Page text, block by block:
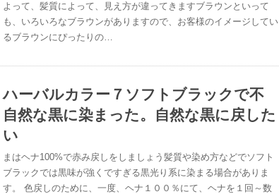
よって、髪質によって、見え方が違ってきますブラウンといって
も、いろいろなブラウンがありますので、お客様のイメージしてい
るブラウンにぴったりの…
ハーバルカラー７ソフトブラックで不
自然な黒に染まった。自然な黒に戻した
い
まはヘナ100%で赤み戻しをしましょう髪質や染め方などでソフト
ブラックでは黒味が強くですぎる黒光り系に染まる場合がありま
す。 色戻しのために、一度、ヘナ１００％にて、ヘナを１回～数